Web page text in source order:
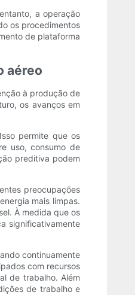
a operação
os procedimentos
de plataforma
aéreo
à produção de
os avanços em
permite que os
uso, consumo de
preditiva podem
preocupações
mais limpas.
À medida que os
significativamente
continuamente
com recursos
de trabalho. Além
de trabalho e